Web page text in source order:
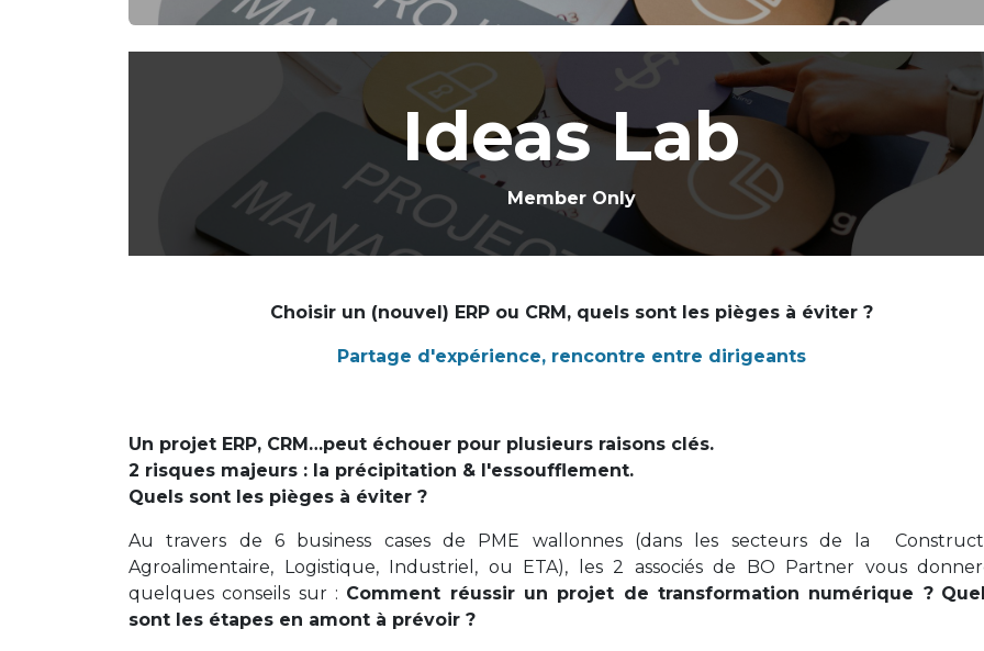
Ideas Lab
Member Only
Choisir un (nouvel) ERP ou CRM, quels sont les pièges à éviter ?​
​Partage d'expérience, rencontre entre dirigeants
Un projet ERP, CRM…peut échouer pour plusieurs raisons clés.
2 risques majeurs : la précipitation & l'essoufflement.
Quels sont les pièges à éviter ?
Au travers de 6 business cases de PME wallonnes (dans les secteurs de la
Agroalimentaire, Logistique, Industriel, ou ETA), les 2 associés de BO Partner vous
quelques conseils sur : Comment réussir un projet de transformation numérique ?
sont les étapes en amont à prévoir ?